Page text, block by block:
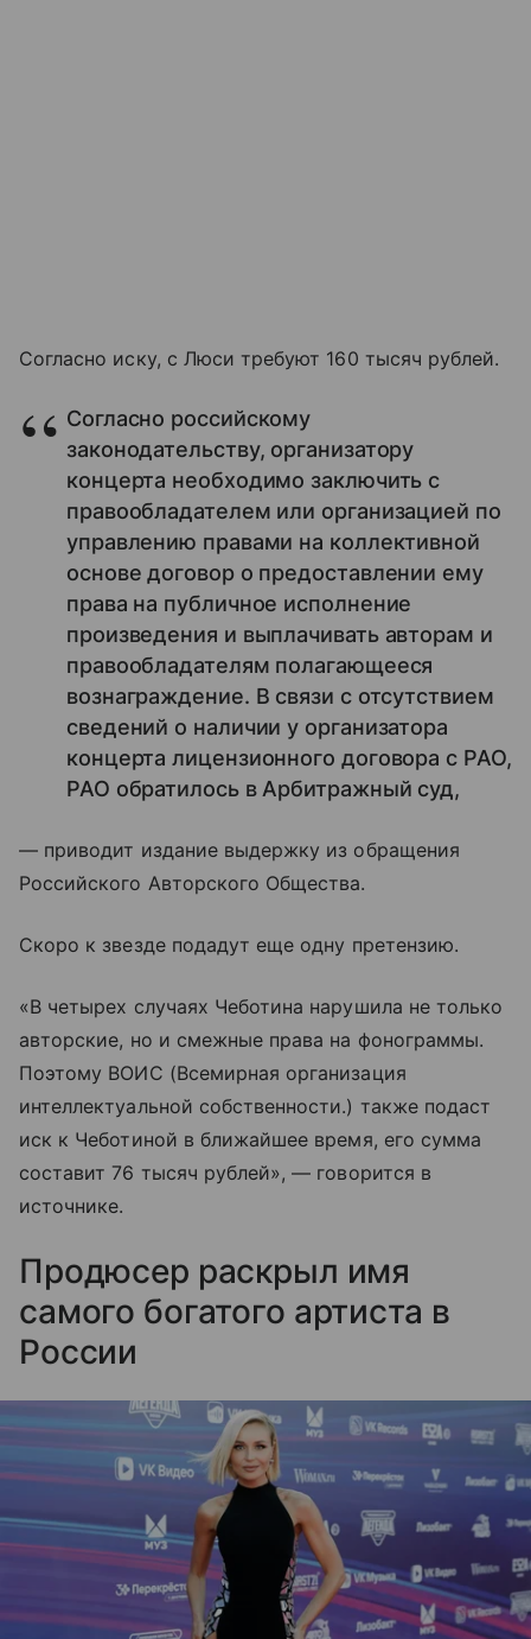
Согласно иску, с Люси требуют 160 тысяч рублей.
Согласно российскому
законодательству, организатору
концерта необходимо заключить с
правообладателем или организацией по
управлению правами на коллективной
основе договор о предоставлении ему
права на публичное исполнение
произведения и выплачивать авторам и
правообладателям полагающееся
вознаграждение. В связи с отсутствием
сведений о наличии у организатора
концерта лицензионного договора с РАО,
РАО обратилось в Арбитражный суд,
— приводит издание выдержку из обращения
Российского Авторского Общества.
Скоро к звезде подадут еще одну претензию.
«В четырех случаях Чеботина нарушила не только
авторские, но и смежные права на фонограммы.
Поэтому ВОИС (Всемирная организация
интеллектуальной собственности.) также подаст
иск к Чеботиной в ближайшее время, его сумма
составит 76 тысяч рублей», — говорится в
источнике.
Продюсер раскрыл имя
самого богатого артиста в
России